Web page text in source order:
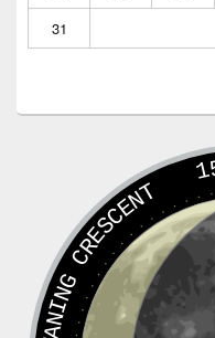
31
WANING CRESCENT